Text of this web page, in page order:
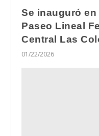
Se inauguró
Paseo Lineal
Central Las
01/22/2026